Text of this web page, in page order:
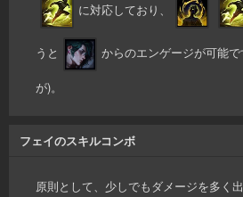
に対応しており、
うと からのエンゲージが可能
が)。
フェイのスキルコンボ
原則として、少しでもダメージを多く